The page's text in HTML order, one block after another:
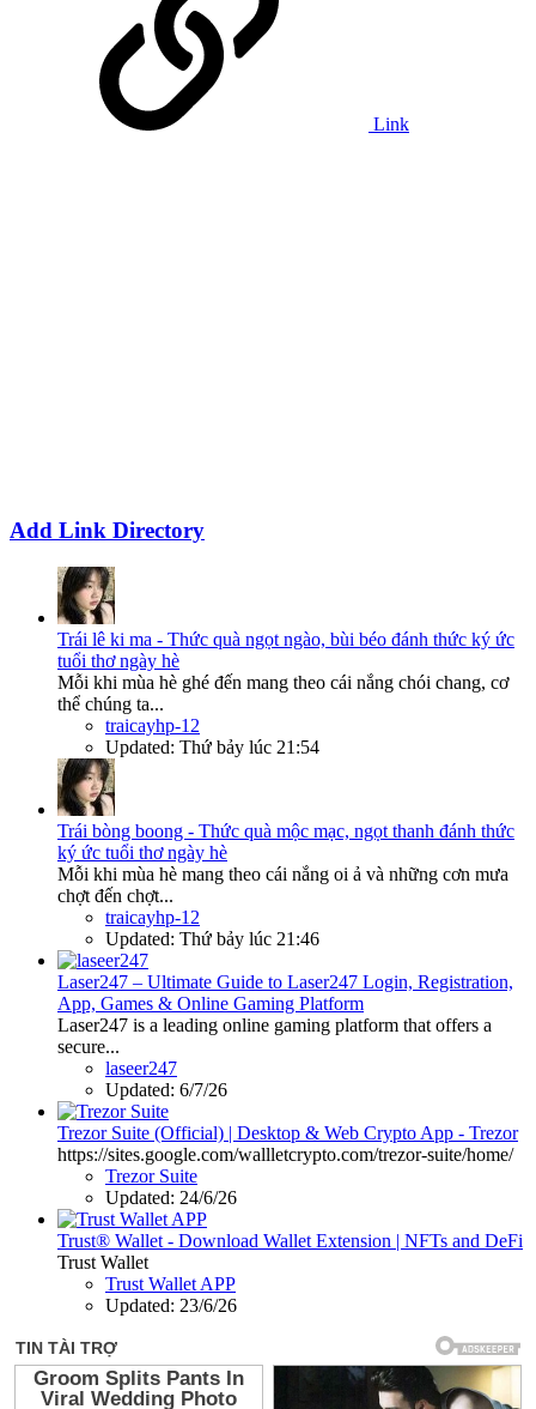
Link
Add Link Directory
Trái lê ki ma - Thức quà ngọt ngào, bùi béo đánh thức ký ức
tuổi thơ ngày hè
Mỗi khi mùa hè ghé đến mang theo cái nắng chói chang, cơ
thể chúng ta...
traicayhp-12
Updated: Thứ bảy lúc 21:54
Trái bòng boong - Thức quà mộc mạc, ngọt thanh đánh thức
ký ức tuổi thơ ngày hè
Mỗi khi mùa hè mang theo cái nắng oi ả và những cơn mưa
chợt đến chợt...
traicayhp-12
Updated: Thứ bảy lúc 21:46
Laser247 – Ultimate Guide to Laser247 Login, Registration,
App, Games & Online Gaming Platform
Laser247 is a leading online gaming platform that offers a
secure...
laseer247
Updated: 6/7/26
Trezor Suite (Official) | Desktop & Web Crypto App - Trezor
https://sites.google.com/wallletcrypto.com/trezor-suite/home/
Trezor Suite
Updated: 24/6/26
Trust® Wallet - Download Wallet Extension | NFTs and DeFi
Trust Wallet
Trust Wallet APP
Updated: 23/6/26